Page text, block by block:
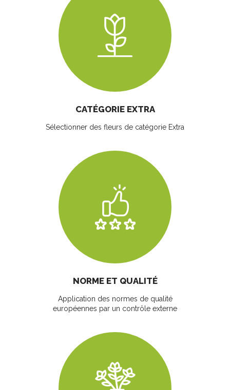
CATÉGORIE EXTRA
Sélectionner des fleurs de catégorie Extra
NORME ET QUALITÉ
Application des normes de qualité
européennes par un contrôle externe